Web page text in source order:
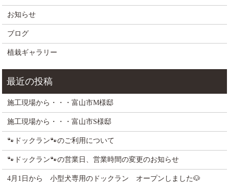
お知らせ
ブログ
植栽ギャラリー
施工現場から・・・富山市M様邸
施工現場から・・・富山市S様邸
🐾ドックラン🐾のご利用について
🐾ドックラン🐾の営業日、営業時間の変更のお知らせ
4月1日から 小型犬専用のドックラン オープンしました🐶